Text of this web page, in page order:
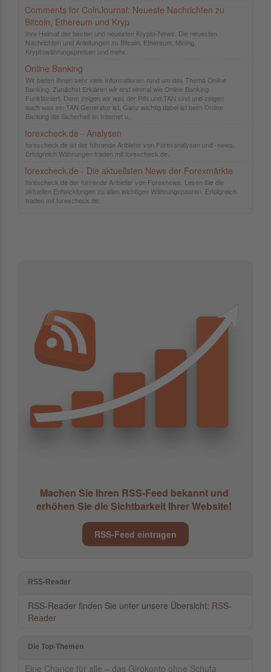
Comments for CoinJournal: Neueste Nachrichten zu
Bitcoin, Ethereum und Kryp
Ihre Heimat der besten und neuesten Krypto-News. Die neuesten
Nachrichten und Anleitungen zu Bitcoin, Ethereum, Mining,
Kryptowährungspreisen und mehr.
Online Banking
Wir bieten Ihnen sehr viele Informationen rund um das Thema Online
Banking. Zunächst Erklären wir erst einmal wie Online Banking
Funktioniert. Dann zeigen wir was der PIN und TAN sind und zeigen
auch was ein TAN Generator ist. Ganz wichtig dabei ist beim Online
Banking die Sicherheit im Internet u..
forexcheck.de - Analysen
forexcheck.de ist der führende Anbieter von Forexanalysen und -news.
Erfolgreich Währungen traden mit forexcheck.de.
forexcheck.de - Die aktuellsten News der Forexmärkte
forexcheck.de der führende Anbieter von Forexnews. Lesen Sie die
aktuellen Entwicklungen zu allen wichtigen Währungspaaren. Erfolgreich
traden mit forexcheck.de.
Machen Sie Ihren RSS-Feed bekannt und
erhöhen Sie die Sichtbarkeit Ihrer Website!
RSS-Feed eintragen
RSS-Reader
RSS-Reader finden Sie unter unsere Übersicht: RSS-
Reader
Die Top-Themen
Eine Chance für alle – das Girokonto ohne Schufa